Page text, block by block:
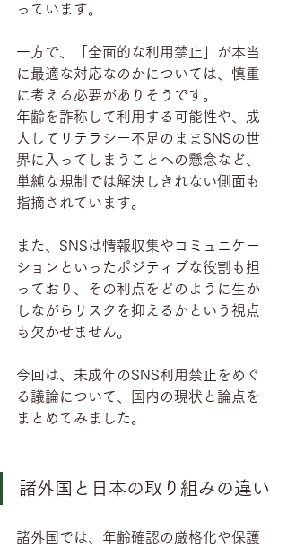
っています。
一方で、「全面的な利用禁止」が本当
に最適な対応なのかについては、慎重
に考える必要がありそうです。
年齢を詐称して利用する可能性や、成
人してリテラシー不足のままSNSの世
界に入ってしまうことへの懸念など、
単純な規制では解決しきれない側面も
指摘されています。
また、SNSは情報収集やコミュニケー
ションといったポジティブな役割も担
っており、その利点をどのように生か
しながらリスクを抑えるかという視点
も欠かせません。
今回は、未成年のSNS利用禁止をめぐ
る議論について、国内の現状と論点を
まとめてみました。
諸外国と日本の取り組みの違い
諸外国では、年齢確認の厳格化や保護